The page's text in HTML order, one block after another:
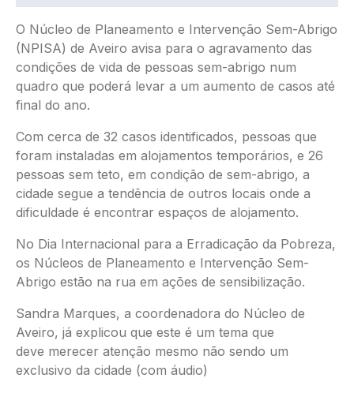
O Núcleo de Planeamento e Intervenção Sem-Abrigo
(NPISA) de Aveiro avisa para o agravamento das
condições de vida de pessoas sem-abrigo num
quadro que poderá levar a um aumento de casos até
final do ano.
Com cerca de 32 casos identificados, pessoas que
foram instaladas em alojamentos temporários, e 26
pessoas sem teto, em condição de sem-abrigo, a
cidade segue a tendência de outros locais onde a
dificuldade é encontrar espaços de alojamento.
No Dia Internacional para a Erradicação da Pobreza,
os Núcleos de Planeamento e Intervenção Sem-
Abrigo estão na rua em ações de sensibilização.
Sandra Marques, a coordenadora do Núcleo de
Aveiro, já explicou que este é um tema que
deve merecer atenção mesmo não sendo um
exclusivo da cidade (com áudio)